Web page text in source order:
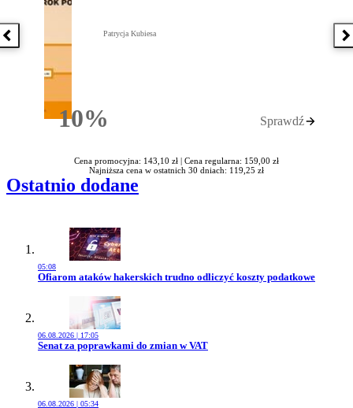
Poprzednia książka
10%Rabatu
Patrycja Kubiesa
Sprawdź
Cena promocyjna: 143,10 zł | Cena regularna: 159,00 zł
Najniższa cena w ostatnich 30 dniach: 119,25 zł
Ostatnio dodane
05:08
Przejdź do artykułu:
Ofiarom ataków hakerskich trudno odliczyć koszty podatkowe
06.08.2026 | 17:05
Przejdź do artykułu:
Senat za poprawkami do zmian w VAT
06.08.2026 | 05:34